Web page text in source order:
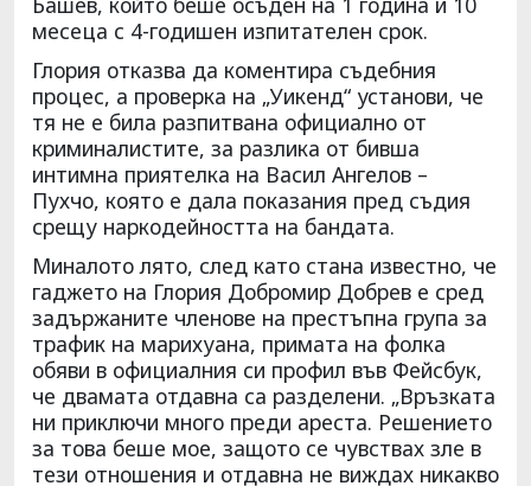
месеца с 4-годишен изпитателен срок.
Глория отказва да коментира съдебния
процес, а проверка на „Уикенд“ установи, че
тя не е била разпитвана официално от
криминалистите, за разлика от бивша
интимна приятелка на Васил Ангелов –
Пухчо, която е дала показания пред съдия
срещу наркодейността на бандата.
Миналото лято, след като стана известно, че
гаджето на Глория Добромир Добрев е сред
задържаните членове на престъпна група за
трафик на марихуана, примата на фолка
обяви в официалния си профил във Фейсбук,
че двамата отдавна са разделени. „Връзката
ни приключи много преди ареста. Решението
за това беше мое, защото се чувствах зле в
тези отношения и отдавна не виждах никакво